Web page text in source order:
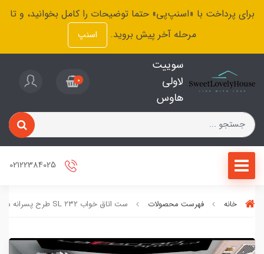
برای پرداخت با «اسنپ‌پی» حتما توضیحات را کامل بخوانید، و تا
مرحله آخر پیش بروید.
اسنپ
سوییت
لاولی
هاوس
0
خانه فهرست محصولات ست اتاق خواب ۲۳۲ SL طرح پسرانه ماشین فراری